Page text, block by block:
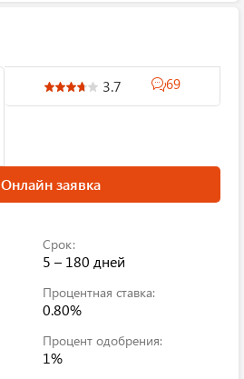
3.7 69
Онлайн заявка
Срок:
5 – 180 дней
Процентная ставка:
0.80%
Процент одобрения:
1%